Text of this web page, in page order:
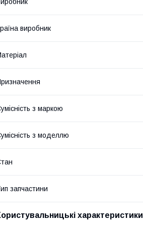
виробник
з маркою
з моделлю
запчастини
характеристики